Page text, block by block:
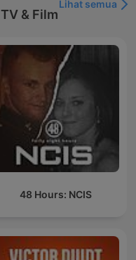
& Film
Lihat semua
48 Hours: NCIS